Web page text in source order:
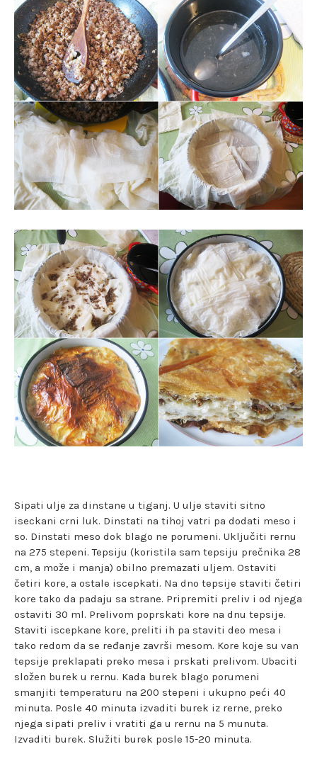
Sipati ulje za dinstane u tiganj. U ulje staviti sitno
iseckani crni luk. Dinstati na tihoj vatri pa dodati meso i
so. Dinstati meso dok blago ne porumeni. Uključiti rernu
na 275 stepeni. Tepsiju (koristila sam tepsiju prečnika 28
cm, a može i manja) obilno premazati uljem. Ostaviti
četiri kore, a ostale iscepkati. Na dno tepsije staviti četiri
kore tako da padaju sa strane. Pripremiti preliv i od njega
ostaviti 30 ml. Prelivom poprskati kore na dnu tepsije.
Staviti iscepkane kore, preliti ih pa staviti deo mesa i
tako redom da se ređanje završi mesom. Kore koje su van
tepsije preklapati preko mesa i prskati prelivom. Ubaciti
složen burek u rernu. Kada burek blago porumeni
smanjiti temperaturu na 200 stepeni i ukupno peći 40
minuta. Posle 40 minuta izvaditi burek iz rerne, preko
njega sipati preliv i vratiti ga u rernu na 5 munuta.
Izvaditi burek. Služiti burek posle 15-20 minuta.